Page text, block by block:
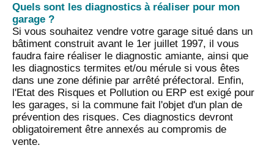
Quels sont les diagnostics à réaliser pour mon
garage ?
Si vous souhaitez vendre votre garage situé dans un
bâtiment construit avant le 1er juillet 1997, il vous
faudra faire réaliser le diagnostic amiante, ainsi que
les diagnostics termites et/ou mérule si vous êtes
dans une zone définie par arrêté préfectoral. Enfin,
l'Etat des Risques et Pollution ou ERP est exigé pour
les garages, si la commune fait l'objet d'un plan de
prévention des risques. Ces diagnostics devront
obligatoirement être annexés au compromis de
vente.